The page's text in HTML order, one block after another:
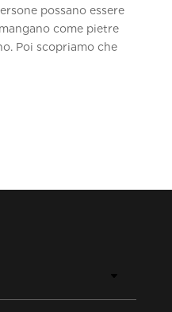
possano essere
come pietre
Poi scopriamo che